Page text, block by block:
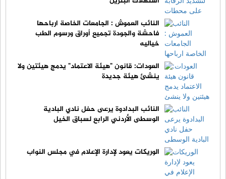
النائب العموش : الجامعات الخاصة ارباحها
فاحشة والجودة تجميع أوراق ورسوم الطب
خياليه
العودات: قانون "هيئة الاعتماد" يدمج هيئتين ولا
ينشئ هيئة جديدة
النائب البدادوة يرعى حفل نادي البادية
الوسطى الأردني الرابع لسباق الخيل
الوريكات يعود لإدارة الإعلام في مجلس النواب